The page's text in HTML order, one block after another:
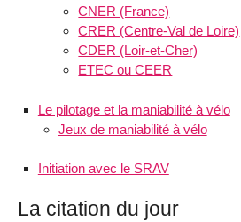
CNER (France)
CRER (Centre-Val de Loire)
CDER (Loir-et-Cher)
ETEC ou CEER
Le pilotage et la maniabilité à vélo
Jeux de maniabilité à vélo
Initiation avec le SRAV
La citation du jour